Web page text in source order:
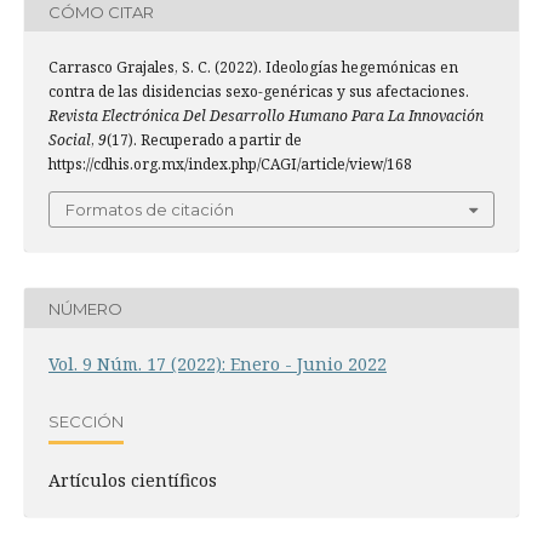
CÓMO CITAR
Carrasco Grajales, S. C. (2022). Ideologías hegemónicas en
contra de las disidencias sexo-genéricas y sus afectaciones.
Revista Electrónica Del Desarrollo Humano Para La Innovación
Social, 9(17). Recuperado a partir de
https://cdhis.org.mx/index.php/CAGI/article/view/168
Formatos de citación
NÚMERO
Vol. 9 Núm. 17 (2022): Enero - Junio 2022
SECCIÓN
Artí­culos científicos